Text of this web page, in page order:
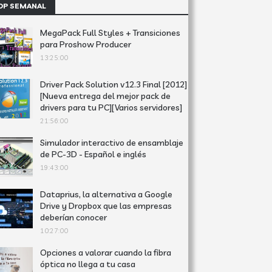
SEMANAL
MegaPack Full Styles + Transiciones
para Proshow Producer
13:25:00
Driver Pack Solution v12.3 Final [2012]
[Nueva entrega del mejor pack de
drivers para tu PC][Varios servidores]
21:56:00
Simulador interactivo de ensamblaje
de PC-3D - Español e inglés
19:43:00
Dataprius, la alternativa a Google
Drive y Dropbox que las empresas
deberían conocer
10:27:00
Opciones a valorar cuando la fibra
óptica no llega a tu casa